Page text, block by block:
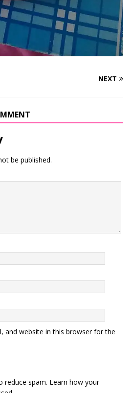
NEXT
be published.
and website in this browser for the
reduce spam. Learn how your